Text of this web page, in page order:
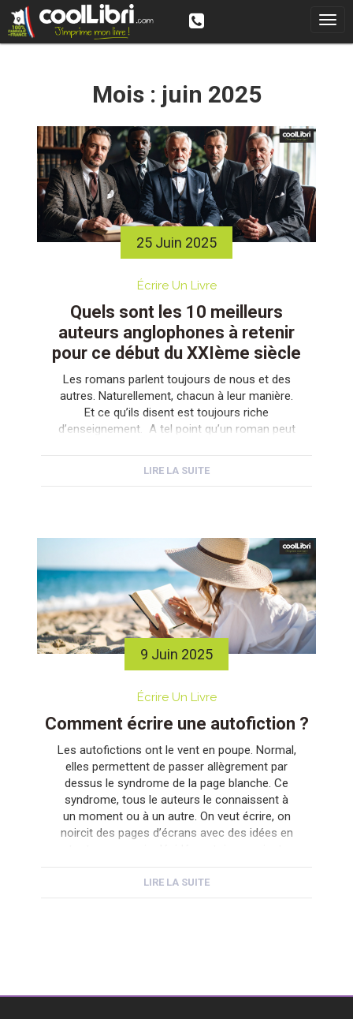
Mois : juin 2025
25 Juin 2025
Écrire Un Livre
Quels sont les 10 meilleurs
auteurs anglophones à retenir
pour ce début du XXIème siècle
Les romans parlent toujours de nous et des
autres. Naturellement, chacun à leur manière.
Et ce qu’ils disent est toujours riche
d’enseignement. A tel point qu’un roman peut
comment les meilleurs auteurs anglophones
LIRE LA SUITE
9 Juin 2025
Écrire Un Livre
Comment écrire une autofiction ?
Les autofictions ont le vent en poupe. Normal,
elles permettent de passer allègrement par
dessus le syndrome de la page blanche. Ce
syndrome, tous le auteurs le connaissent à
un moment ou à un autre. On veut écrire, on
noircit des pages d’écrans avec des idées en
LIRE LA SUITE